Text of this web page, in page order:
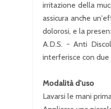
irritazione della
assicura anche
dolorosi, e la
A.D.S. - Anti
interferisce con
Modalità d'uso
Lavarsi le mani